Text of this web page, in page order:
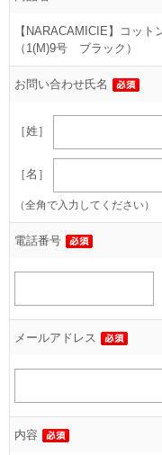
【NARACAMICIE】コッ
（1(M)9号 ブラック）
お問い合わせ氏名
［姓］
［名］
（全角で入力してください）
電話番号
メールアドレス
内容